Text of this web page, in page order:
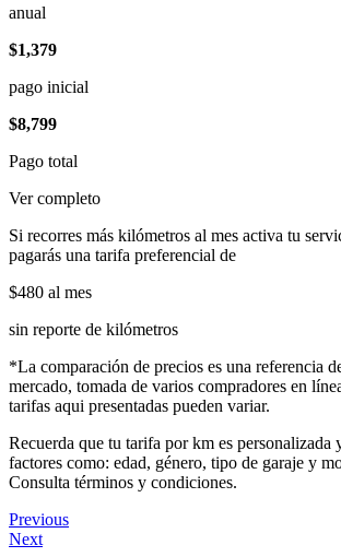
anual
$1,379
pago inicial
$8,799
Pago total
Ver completo
Si recorres más kilómetros al mes activa tu
pagarás una tarifa preferencial de
$480 al mes
sin reporte de kilómetros
*La comparación de precios es una referencia
mercado, tomada de varios compradores en
tarifas aqui presentadas pueden variar.
Recuerda que tu tarifa por km es personalizada
factores como: edad, género, tipo de garaje y
Consulta términos y condiciones.
Previous
Next